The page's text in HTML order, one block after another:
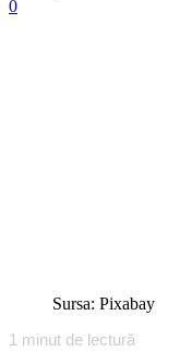
0
Sursa: Pixabay
1 minut de lectură